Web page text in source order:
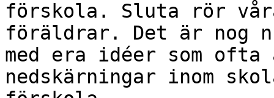
förskola. Sluta rör
föräldrar. Det är nog
med era idéer som ofta
nedskärningar inom